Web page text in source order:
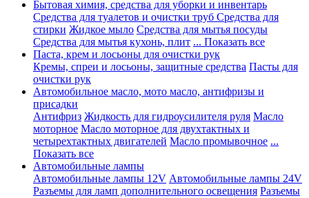
Бытовая химия, средства для уборки и инвентарь
Средства для туалетов и очистки труб Средства для
стирки Жидкое мыло Средства для мытья посуды
Средства для мытья кухонь, плит ... Показать все
Паста, крем и лосьоны для очистки рук
Кремы, спреи и лосьоны, защитные средства Пасты для
очистки рук
Автомобильное масло, мото масло, антифризы и
присадки
Антифриз Жидкость для гидроусилителя руля Масло
моторное Масло моторное для двухтактных и
четырехтактных двигателей Масло промывочное ...
Показать все
Автомобильные лампы
Автомобильные лампы 12V Автомобильные лампы 24V
Разъемы для ламп дополнительного освещения Разъемы